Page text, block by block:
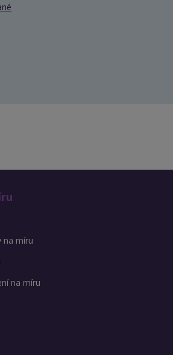
na míru
na míru